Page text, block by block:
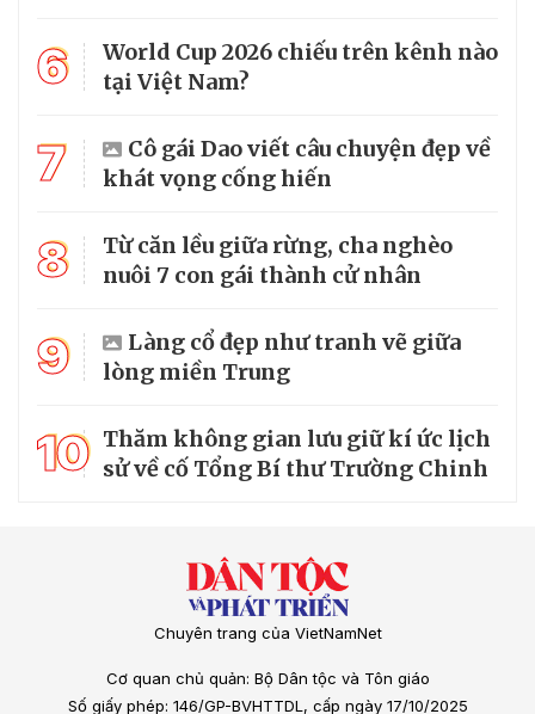
6
World Cup 2026 chiếu trên kênh nào
tại Việt Nam?
7
Cô gái Dao viết câu chuyện đẹp về
khát vọng cống hiến
8
Từ căn lều giữa rừng, cha nghèo
nuôi 7 con gái thành cử nhân
9
Làng cổ đẹp như tranh vẽ giữa
lòng miền Trung
10 Thăm không gian lưu giữ kí ức lịch
sử về cố Tổng Bí thư Trường Chinh
Chuyên trang của VietNamNet
Cơ quan chủ quản: Bộ Dân tộc và Tôn giáo
Số giấy phép: 146/GP-BVHTTDL, cấp ngày 17/10/2025